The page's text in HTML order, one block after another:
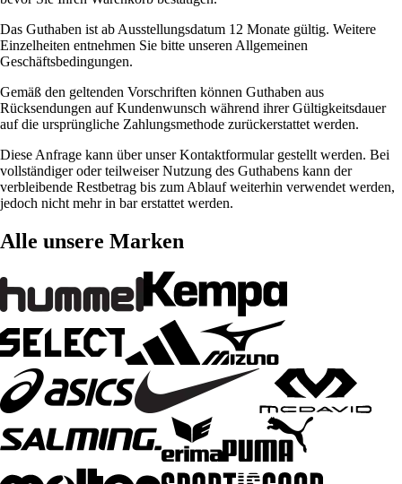
Das Guthaben ist ab Ausstellungsdatum 12 Monate gültig. Weitere
Einzelheiten entnehmen Sie bitte unseren Allgemeinen
Geschäftsbedingungen.
Gemäß den geltenden Vorschriften können Guthaben aus
Rücksendungen auf Kundenwunsch während ihrer Gültigkeitsdauer
auf die ursprüngliche Zahlungsmethode zurückerstattet werden.
Diese Anfrage kann über unser Kontaktformular gestellt werden. Bei
vollständiger oder teilweiser Nutzung des Guthabens kann der
verbleibende Restbetrag bis zum Ablauf weiterhin verwendet werden,
jedoch nicht mehr in bar erstattet werden.
Alle unsere Marken